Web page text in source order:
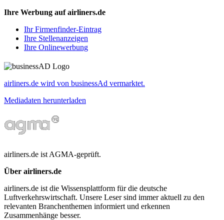
Ihre Werbung auf airliners.de
Ihr Firmenfinder-Eintrag
Ihre Stellenanzeigen
Ihre Onlinewerbung
airliners.de wird von businessAd vermarktet.
Mediadaten herunterladen
airliners.de ist AGMA-geprüft.
Über airliners.de
airliners.de ist die Wissensplattform für die deutsche
Luftverkehrswirtschaft. Unsere Leser sind immer aktuell zu den
relevanten Branchenthemen informiert und erkennen
Zusammenhänge besser.